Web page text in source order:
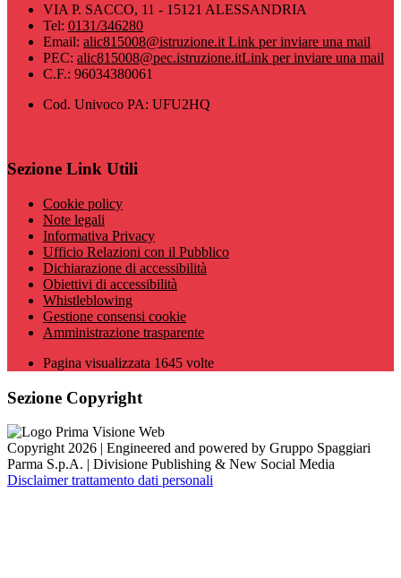
VIA P. SACCO, 11 - 15121 ALESSANDRIA
Tel: 0131/346280
Email: alic815008@istruzione.it Link per inviare una mail
PEC: alic815008@pec.istruzione.itLink per inviare una mail
C.F.: 96034380061
Cod. Univoco PA: UFU2HQ
Sezione Link Utili
Cookie policy
Note legali
Informativa Privacy
Ufficio Relazioni con il Pubblico
Dichiarazione di accessibilità
Obiettivi di accessibilità
Whistleblowing
Gestione consensi cookie
Amministrazione trasparente
Pagina visualizzata 1645 volte
Sezione Copyright
Copyright 2026 | Engineered and powered by Gruppo Spaggiari
Parma S.p.A. | Divisione Publishing & New Social Media
Disclaimer trattamento dati personali